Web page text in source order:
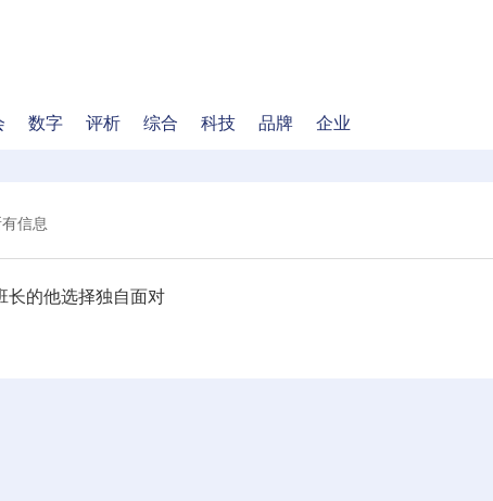
数字 评析 综合 科技 品牌 企业
信息
长的他选择独自面对